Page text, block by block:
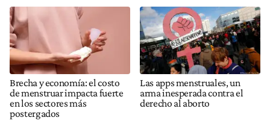
Brecha y economía: el costo
de menstruar impacta fuerte
en los sectores más
postergados
Las apps menstruales, un
arma inesperada contra el
derecho al aborto